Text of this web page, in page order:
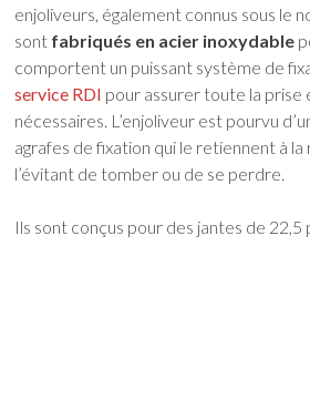
enjoliveurs, également connus sous le
sont fabriqués en acier inoxydable
comportent un puissant système de
service RDI pour assurer toute la prise
nécessaires. L’enjoliveur est pourvu
agrafes de fixation qui le retiennent à la
l’évitant de tomber ou de se perdre.
Ils sont conçus pour des jantes de 22,5